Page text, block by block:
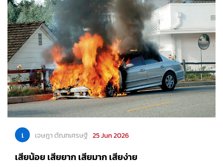
เ เจษฎา ตัณฑเศรษฐี 25 Jun 2026
เสียน้อย เสียยาก เสียมาก เสียง่าย